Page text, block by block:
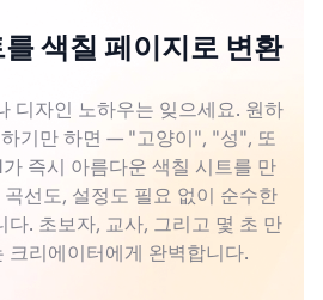
색칠 페이지로 변환
디자인 노하우는 잊으세요. 원하
기만 하면 — "고양이", "성", 또
즉시 아름다운 색칠 시트를 만
선도, 설정도 필요 없이 순수한
다. 초보자, 교사, 그리고 몇 초 만
크리에이터에게 완벽합니다.